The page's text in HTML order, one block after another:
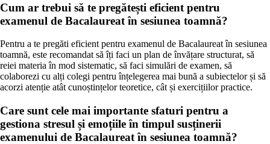
Cum ar trebui să te pregătești eficient pentru
examenul de Bacalaureat în sesiunea toamnă?
Pentru a te pregăti eficient pentru examenul de Bacalaureat în sesiunea
toamnă, este recomandat să îți faci un plan de învățare structurat, să
reiei materia în mod sistematic, să faci simulări de examen, să
colaborezi cu alți colegi pentru înțelegerea mai bună a subiectelor și să
acorzi atenție atât cunoștințelor teoretice, cât și exercițiilor practice.
Care sunt cele mai importante sfaturi pentru a
gestiona stresul și emoțiile în timpul susținerii
examenului de Bacalaureat în sesiunea toamnă?